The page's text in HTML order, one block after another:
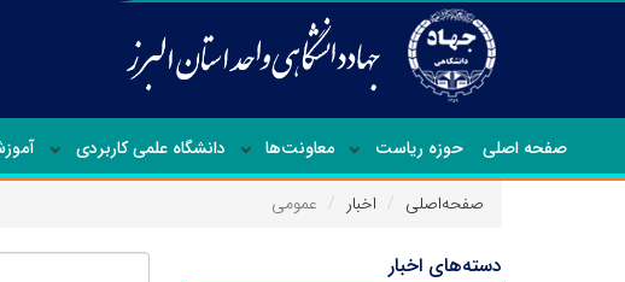
صفحه اصلی حوزه ریاست معاونت‌ها دانشگاه علمی کاربردی
صفحه‌اصلی اخبار عمومی
دسته‌های اخبار